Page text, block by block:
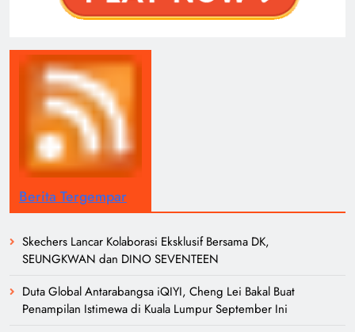
Berita Tergempar
Skechers Lancar Kolaborasi Eksklusif Bersama DK,
SEUNGKWAN dan DINO SEVENTEEN
Duta Global Antarabangsa iQIYI, Cheng Lei Bakal Buat
Penampilan Istimewa di Kuala Lumpur September Ini